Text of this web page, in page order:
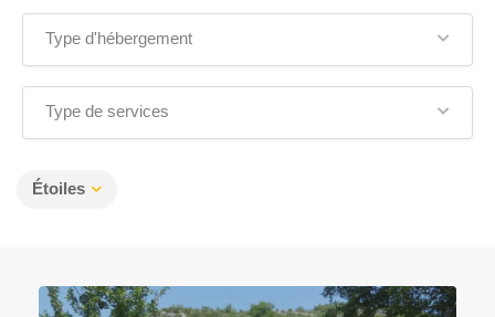
Type d'hébergement
Type de services
Étoiles